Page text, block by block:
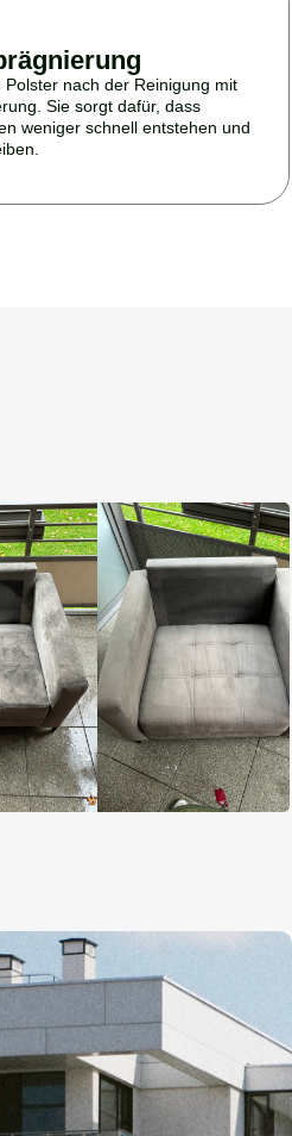
nach der Reinigung mit
Sie sorgt dafür, dass
weniger schnell entstehen und